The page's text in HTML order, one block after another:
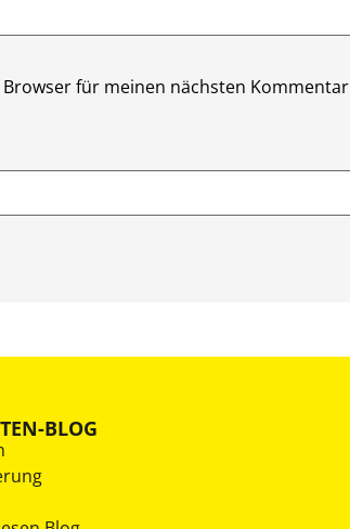
für meinen nächsten Kommentar
BLOG